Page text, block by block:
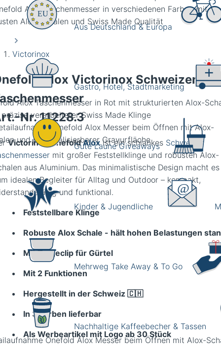
Aus Deutschland & Europa
Gastro, Hotel, Stadtmarketing
Gute Laune Giveaways
Kinder & Jugendliche
Mehrweg Take Away & To Go
Nachhaltige Kaffeebecher & Tassen
Alox Taschenmesser in Rot mit strukturierten Alox-
verarbeiteter Swiss Made Klinge
Onefold Alox Messer beim Öffnen mit Alox-
Victorinox
Alox Victorinox Schweizer
Nr.11228.3
Victorinox OnefoldAloxist ein schlankes Schweizer
mit großer Feststellklinge und robusten Alox-
aus Aluminium. Das minimalistische Design macht es
idealen Begleiter für Alltag und Outdoor – kompakt,
und funktional.
Feststellbare Klinge
Robuste Alox Schale - hält hohen Belastungen
Mit Trageclip für Gürtel
Mit 2 Funktionen
Hergestellt in der Schweiz 🇨🇭
In 3 Farben lieferbar
Als Werbeartikel mit Logo ab 30 Stück